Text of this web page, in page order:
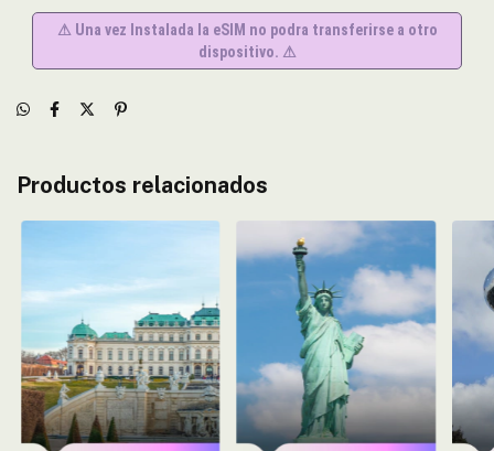
⚠ Una vez Instalada la eSIM no podra transferirse a otro
dispositivo. ⚠
Productos relacionados